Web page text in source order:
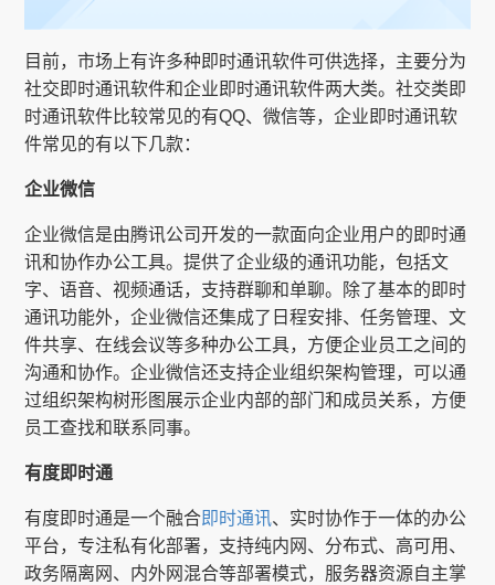
目前，市场上有许多种即时通讯软件可供选择，主要分为
社交即时通讯软件和企业即时通讯软件两大类。社交类即
时通讯软件比较常见的有QQ、微信等，企业即时通讯软
件常见的有以下几款：
企业微信
企业微信是由腾讯公司开发的一款面向企业用户的即时通
讯和协作办公工具。提供了企业级的通讯功能，包括文
字、语音、视频通话，支持群聊和单聊。除了基本的即时
通讯功能外，企业微信还集成了日程安排、任务管理、文
件共享、在线会议等多种办公工具，方便企业员工之间的
沟通和协作。企业微信还支持企业组织架构管理，可以通
过组织架构树形图展示企业内部的部门和成员关系，方便
员工查找和联系同事。
有度即时通
有度即时通是一个融合即时通讯、实时协作于一体的办公
平台，专注私有化部署，支持纯内网、分布式、高可用、
政务隔离网、内外网混合等部署模式，服务器资源自主掌